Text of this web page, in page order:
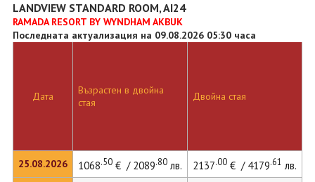
LANDVIEW STANDARD ROOM, AI24
RAMADA RESORT BY WYNDHAM AKBUK
Последната актуализация на 09.08.2026 05:30 часа
Дата
25.08.2026
Възрастен в двойна
стая
Двойна стая
1068.50€ / 2089.80лв. 2137.00€ / 4179.61 лв.